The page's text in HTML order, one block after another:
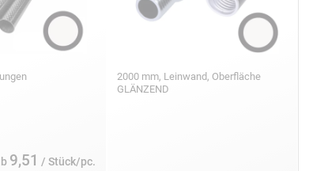
9,51 / Stück/pc.
2000 mm, Leinwand, Oberfläche
GLÄNZEND